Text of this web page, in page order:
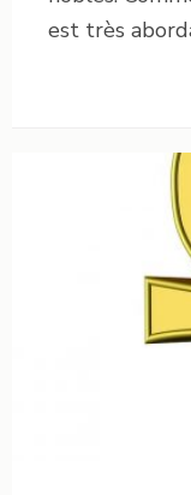
est très
6